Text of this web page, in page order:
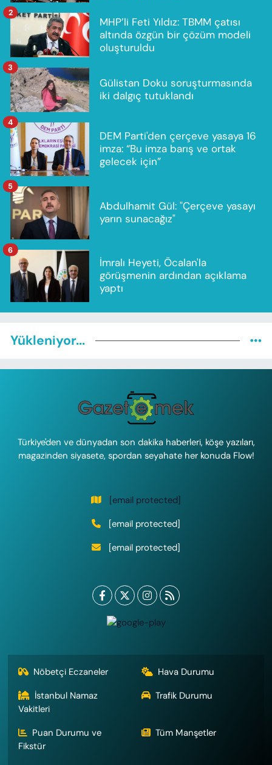
MHP’li Feti Yıldız: TBMM çatısı
altında özgün bir çözüm modeli
oluşturuldu
2
Gülistan Doku soruşturmasında
iki dalgıç tutuklandı
3
DEM Parti'den çerçeve yasaya 16
imza: “Bu imza barış ve ortak
gelecek için”
4
Abdulhamit Gül: "Çerçeve yasayı
yarın sunacağız"
5
İmralı Heyeti, Öcalan'la
görüşmenin ardından açıklama
yaptı
6
Yükleniyor...
Türkiye'den ve dünyadan son dakika haberleri, köşe yazıları,
magazinden siyasete, spordan seyahate her konuda Flow!
[email protected]
[email protected]
[email protected]
Nöbetçi Eczaneler
Hava Durumu
İstanbul Namaz
Vakitleri
Trafik Durumu
Puan Durumu ve
Fikstür
Tüm Manşetler